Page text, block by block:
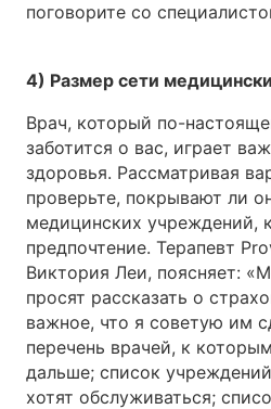
поговорите со
4) Размер сети
Врач, который по-
заботится о вас, играет
здоровья. Рассматривая
проверьте, покрывают ли
медицинских учреждений,
предпочтение. Терапевт
Виктория Леи, поясняет:
просят рассказать о
важное, что я советую им
перечень врачей, к
дальше; список
хотят обслуживаться;